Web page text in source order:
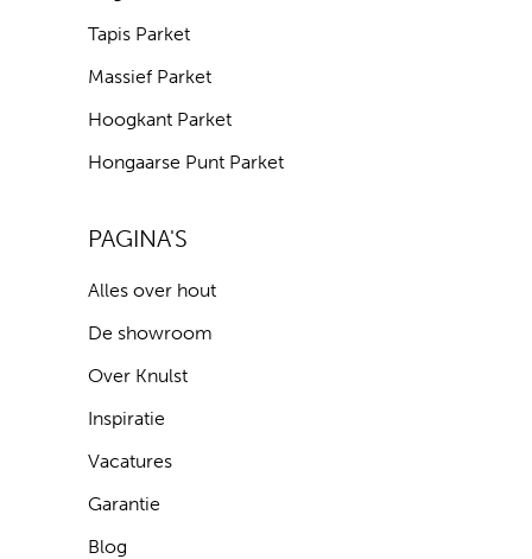
Tapis Parket
Massief Parket
Hoogkant Parket
Hongaarse Punt Parket
PAGINA'S
Alles over hout
De showroom
Over Knulst
Inspiratie
Vacatures
Garantie
Blog